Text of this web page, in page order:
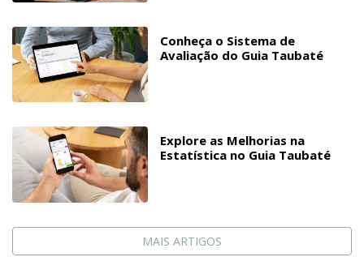
Conheça o Sistema de
Avaliação do Guia Taubaté
Explore as Melhorias na
Estatística no Guia Taubaté
MAIS ARTIGOS